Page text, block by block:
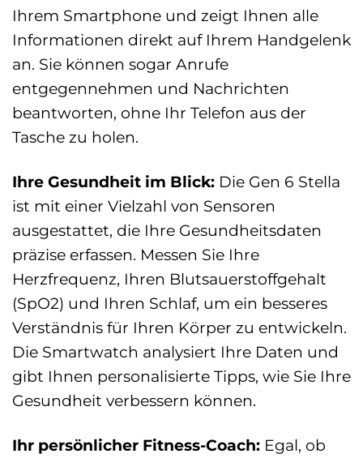
Ihrem Smartphone und zeigt Ihnen alle
Informationen direkt auf Ihrem Handgelenk
an. Sie können sogar Anrufe
entgegennehmen und Nachrichten
beantworten, ohne Ihr Telefon aus der
Tasche zu holen.
Ihre Gesundheit im Blick: Die Gen 6 Stella
ist mit einer Vielzahl von Sensoren
ausgestattet, die Ihre Gesundheitsdaten
präzise erfassen. Messen Sie Ihre
Herzfrequenz, Ihren Blutsauerstoffgehalt
(SpO2) und Ihren Schlaf, um ein besseres
Verständnis für Ihren Körper zu entwickeln.
Die Smartwatch analysiert Ihre Daten und
gibt Ihnen personalisierte Tipps, wie Sie Ihre
Gesundheit verbessern können.
Ihr persönlicher Fitness-Coach: Egal, ob